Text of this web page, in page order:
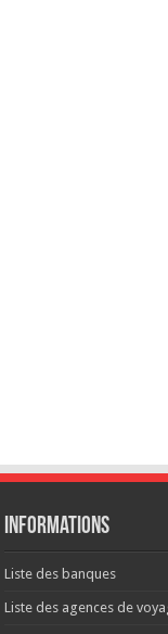
Informations
Liste des banques
Liste des agences de